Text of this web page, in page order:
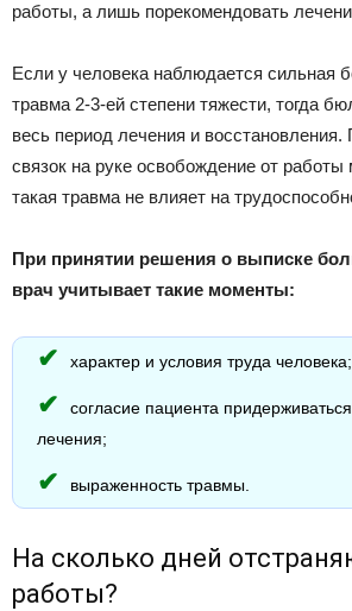
работы, а лишь порекомендовать
Если у человека наблюдается сильная
травма 2-3-ей степени тяжести, тогда
весь период лечения и восстановления.
связок на руке освобождение от работы
такая травма не влияет на
При принятии решения о выписке
врач учитывает такие моменты:
характер и условия труда человека;
согласие пациента
лечения;
выраженность травмы.
На сколько дней
работы?